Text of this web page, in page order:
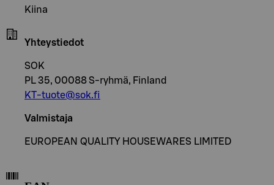
Kiina
Yhteystiedot
SOK
PL 35, 00088 S-ryhmä, Finland
KT-tuote@sok.fi
Valmistaja
EUROPEAN QUALITY HOUSEWARES LIMITED